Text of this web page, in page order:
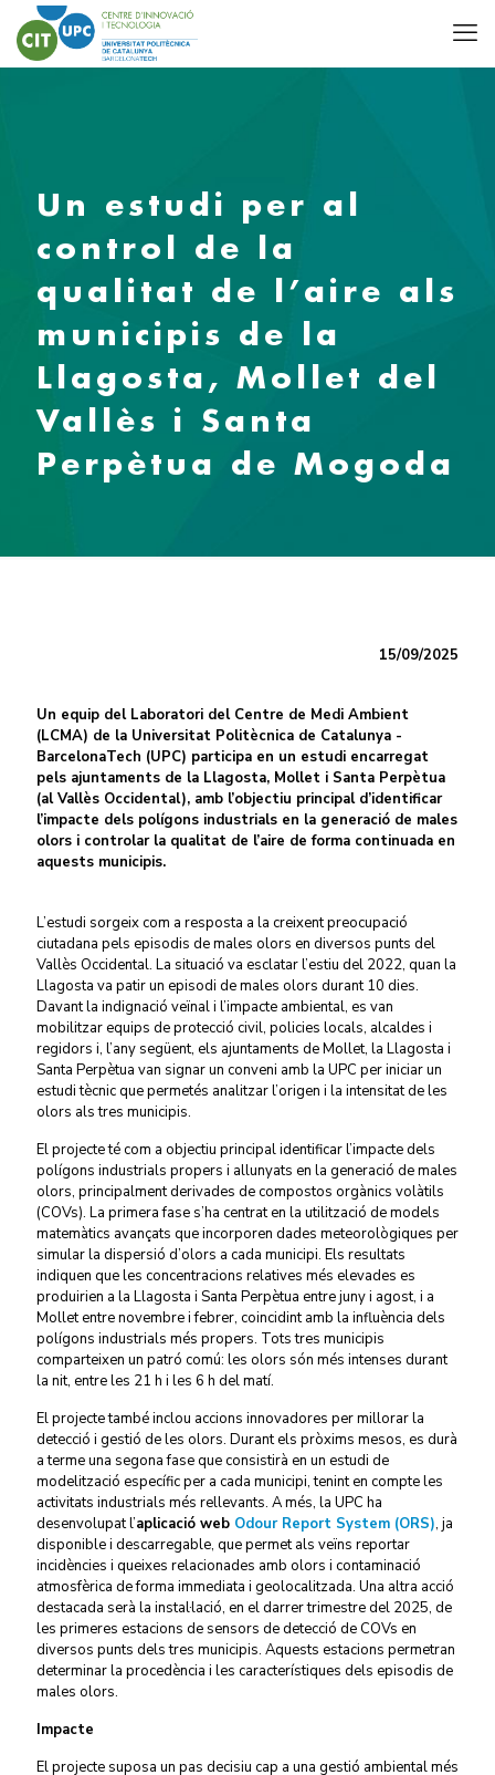
Un estudi per al
control de la
qualitat de l’aire als
municipis de la
Llagosta, Mollet del
Vallès i Santa
Perpètua de Mogoda
15/09/2025
Un equip del Laboratori del Centre de Medi Ambient
(LCMA) de la Universitat Politècnica de Catalunya -
BarcelonaTech (UPC) participa en un estudi encarregat
pels ajuntaments de la Llagosta, Mollet i Santa Perpètua
(al Vallès Occidental), amb l’objectiu principal d’identificar
l’impacte dels polígons industrials en la generació de males
olors i controlar la qualitat de l’aire de forma continuada en
aquests municipis.
L’estudi sorgeix com a resposta a la creixent preocupació
ciutadana pels episodis de males olors en diversos punts del
Vallès Occidental. La situació va esclatar l’estiu del 2022, quan la
Llagosta va patir un episodi de males olors durant 10 dies.
Davant la indignació veïnal i l’impacte ambiental, es van
mobilitzar equips de protecció civil, policies locals, alcaldes i
regidors i, l’any següent, els ajuntaments de Mollet, la Llagosta i
Santa Perpètua van signar un conveni amb la UPC per iniciar un
estudi tècnic que permetés analitzar l’origen i la intensitat de les
olors als tres municipis.
El projecte té com a objectiu principal identificar l’impacte dels
polígons industrials propers i allunyats en la generació de males
olors, principalment derivades de compostos orgànics volàtils
(COVs). La primera fase s’ha centrat en la utilització de models
matemàtics avançats que incorporen dades meteorològiques per
simular la dispersió d’olors a cada municipi. Els resultats
indiquen que les concentracions relatives més elevades es
produirien a la Llagosta i Santa Perpètua entre juny i agost, i a
Mollet entre novembre i febrer, coincidint amb la influència dels
polígons industrials més propers. Tots tres municipis
comparteixen un patró comú: les olors són més intenses durant
la nit, entre les 21 h i les 6 h del matí.
El projecte també inclou accions innovadores per millorar la
detecció i gestió de les olors. Durant els pròxims mesos, es durà
a terme una segona fase que consistirà en un estudi de
modelització específic per a cada municipi, tenint en compte les
activitats industrials més rellevants. A més, la UPC ha
desenvolupat l’aplicació web Odour Report System (ORS), ja
disponible i descarregable, que permet als veïns reportar
incidències i queixes relacionades amb olors i contaminació
atmosfèrica de forma immediata i geolocalitzada. Una altra acció
destacada serà la instal·lació, en el darrer trimestre del 2025, de
les primeres estacions de sensors de detecció de COVs en
diversos punts dels tres municipis. Aquests estacions permetran
determinar la procedència i les característiques dels episodis de
males olors.
Impacte
El projecte suposa un pas decisiu cap a una gestió ambiental més